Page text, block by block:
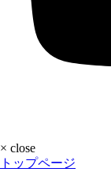
× close
トップページ